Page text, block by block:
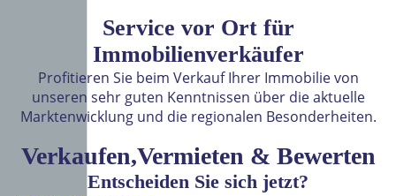
Service vor Ort für
Immobilienverkäufer
Profitieren Sie beim Verkauf Ihrer Immobilie von
unseren sehr guten Kenntnissen über die aktuelle
Marktenwicklung und die regionalen Besonderheiten.
Verkaufen,Vermieten & Bewerten
Entscheiden Sie sich jetzt?